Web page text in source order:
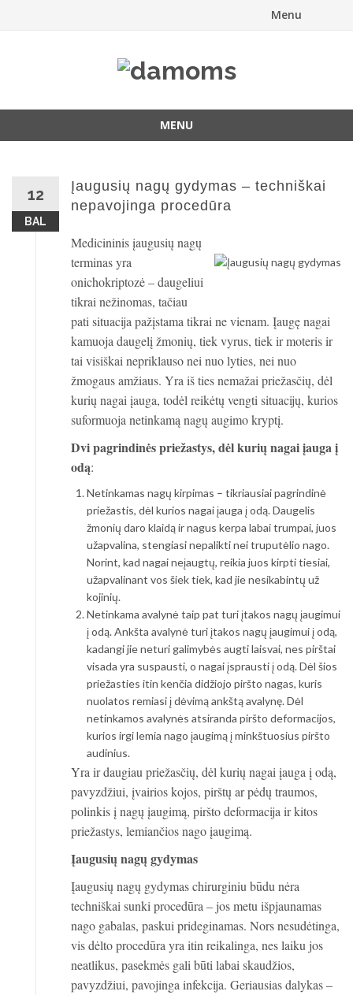
Menu
MENU
12
BAL
Įaugusių nagų gydymas – techniškai
nepavojinga procedūra
Medicininis įaugusių nagų
terminas yra
onichokriptozė – daugeliui
tikrai nežinomas, tačiau
pati situacija pažįstama tikrai ne vienam. Įaugę nagai
kamuoja daugelį žmonių, tiek vyrus, tiek ir moteris ir
tai visiškai nepriklauso nei nuo lyties, nei nuo
žmogaus amžiaus. Yra iš ties nemažai priežasčių, dėl
kurių nagai įauga, todėl reikėtų vengti situacijų, kurios
suformuoja netinkamą nagų augimo kryptį.
Dvi pagrindinės priežastys, dėl kurių nagai įauga į
odą:
Netinkamas nagų kirpimas – tikriausiai pagrindinė
priežastis, dėl kurios nagai įauga į odą. Daugelis
žmonių daro klaidą ir nagus kerpa labai trumpai, juos
užapvalina, stengiasi nepalikti nei truputėlio nago.
Norint, kad nagai neįaugtų, reikia juos kirpti tiesiai,
užapvalinant vos šiek tiek, kad jie nesikabintų už
kojinių.
Netinkama avalynė taip pat turi įtakos nagų įaugimui
į odą. Ankšta avalynė turi įtakos nagų įaugimui į odą,
kadangi jie neturi galimybės augti laisvai, nes pirštai
visada yra suspausti, o nagai įsprausti į odą. Dėl šios
priežasties itin kenčia didžiojo piršto nagas, kuris
nuolatos remiasi į dėvimą ankštą avalynę. Dėl
netinkamos avalynės atsiranda piršto deformacijos,
kurios irgi lemia nago įaugimą į minkštuosius piršto
audinius.
Yra ir daugiau priežasčių, dėl kurių nagai įauga į odą,
pavyzdžiui, įvairios kojos, pirštų ar pėdų traumos,
polinkis į nagų įaugimą, piršto deformacija ir kitos
priežastys, lemiančios nago įaugimą.
Įaugusių nagų gydymas
Įaugusių nagų gydymas chirurginiu būdu nėra
techniškai sunki procedūra – jos metu išpjaunamas
nago gabalas, paskui prideginamas. Nors nesudėtinga,
vis dėlto procedūra yra itin reikalinga, nes laiku jos
neatlikus, pasekmės gali būti labai skaudžios,
pavyzdžiui, pavojinga infekcija. Geriausias dalykas –